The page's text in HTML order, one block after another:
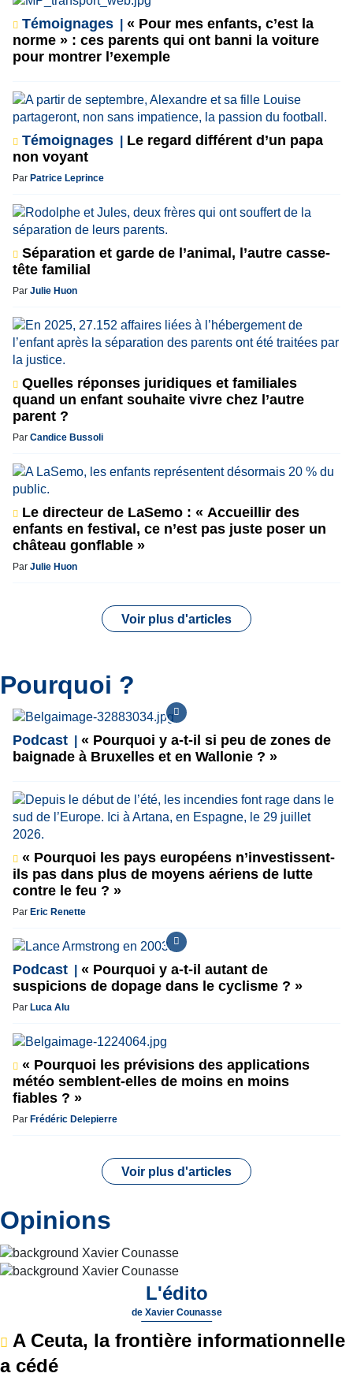
Témoignages
« Pour mes enfants, c’est la
norme » : ces parents qui ont banni la voiture
pour montrer l’exemple
Témoignages
Le regard différent d’un papa
non voyant
Par Patrice Leprince
Séparation et garde de l’animal, l’autre casse-
tête familial
Par Julie Huon
Quelles réponses juridiques et familiales
quand un enfant souhaite vivre chez l’autre
parent ?
Par Candice Bussoli
Le directeur de LaSemo : « Accueillir des
enfants en festival, ce n’est pas juste poser un
château gonflable »
Par Julie Huon
Voir plus d'articles
Pourquoi ?
Podcast
« Pourquoi y a-t-il si peu de zones de
baignade à Bruxelles et en Wallonie ? »
« Pourquoi les pays européens n’investissent-
ils pas dans plus de moyens aériens de lutte
contre le feu ? »
Par Eric Renette
Podcast
« Pourquoi y a-t-il autant de
suspicions de dopage dans le cyclisme ? »
Par Luca Alu
« Pourquoi les prévisions des applications
météo semblent-elles de moins en moins
fiables ? »
Par Frédéric Delepierre
Voir plus d'articles
Opinions
L'édito
de Xavier Counasse
A Ceuta, la frontière informationnelle
a cédé